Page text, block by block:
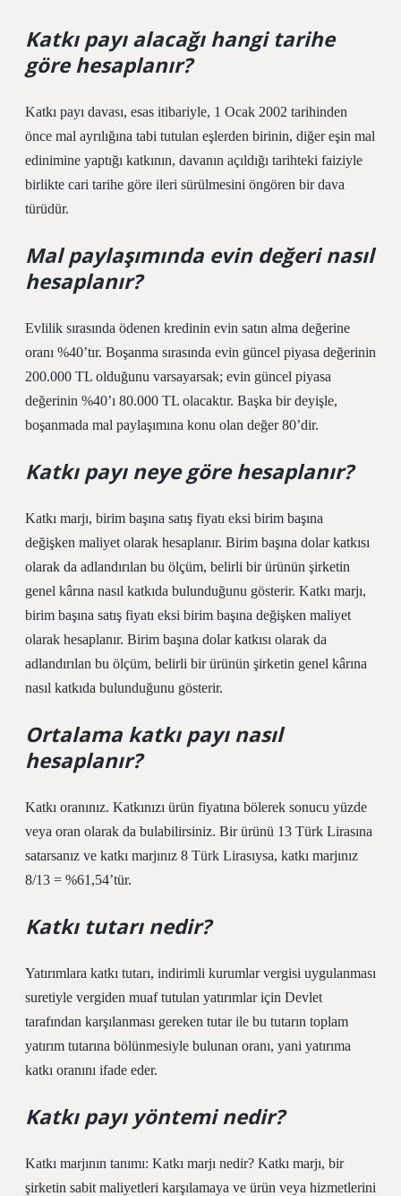
Katkı payı alacağı hangi tarihe
göre hesaplanır?
Katkı payı davası, esas itibariyle, 1 Ocak 2002 tarihinden
önce mal ayrılığına tabi tutulan eşlerden birinin, diğer eşin mal
edinimine yaptığı katkının, davanın açıldığı tarihteki faiziyle
birlikte cari tarihe göre ileri sürülmesini öngören bir dava
türüdür.
Mal paylaşımında evin değeri nasıl
hesaplanır?
Evlilik sırasında ödenen kredinin evin satın alma değerine
oranı %40’tır. Boşanma sırasında evin güncel piyasa değerinin
200.000 TL olduğunu varsayarsak; evin güncel piyasa
değerinin %40’ı 80.000 TL olacaktır. Başka bir deyişle,
boşanmada mal paylaşımına konu olan değer 80’dir.
Katkı payı neye göre hesaplanır?
Katkı marjı, birim başına satış fiyatı eksi birim başına
değişken maliyet olarak hesaplanır. Birim başına dolar katkısı
olarak da adlandırılan bu ölçüm, belirli bir ürünün şirketin
genel kârına nasıl katkıda bulunduğunu gösterir. Katkı marjı,
birim başına satış fiyatı eksi birim başına değişken maliyet
olarak hesaplanır. Birim başına dolar katkısı olarak da
adlandırılan bu ölçüm, belirli bir ürünün şirketin genel kârına
nasıl katkıda bulunduğunu gösterir.
Ortalama katkı payı nasıl
hesaplanır?
Katkı oranınız. Katkınızı ürün fiyatına bölerek sonucu yüzde
veya oran olarak da bulabilirsiniz. Bir ürünü 13 Türk Lirasına
satarsanız ve katkı marjınız 8 Türk Lirasıysa, katkı marjınız
8/13 = %61,54’tür.
Katkı tutarı nedir?
Yatırımlara katkı tutarı, indirimli kurumlar vergisi uygulanması
suretiyle vergiden muaf tutulan yatırımlar için Devlet
tarafından karşılanması gereken tutar ile bu tutarın toplam
yatırım tutarına bölünmesiyle bulunan oranı, yani yatırıma
katkı oranını ifade eder.
Katkı payı yöntemi nedir?
Katkı marjının tanımı: Katkı marjı nedir? Katkı marjı, bir
şirketin sabit maliyetleri karşılamaya ve ürün veya hizmetlerini